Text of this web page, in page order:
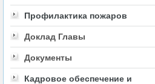
Профилактика пожаров
Доклад Главы
Документы
Кадровое обеспечение и